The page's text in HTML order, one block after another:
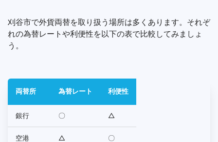
刈谷市で外貨両替を取り扱う場所は多くあります。それぞ
れの為替レートや利便性を以下の表で比較してみましょ
う。
両替所 為替レート 利便性
銀行 〇 △
空港 △ 〇